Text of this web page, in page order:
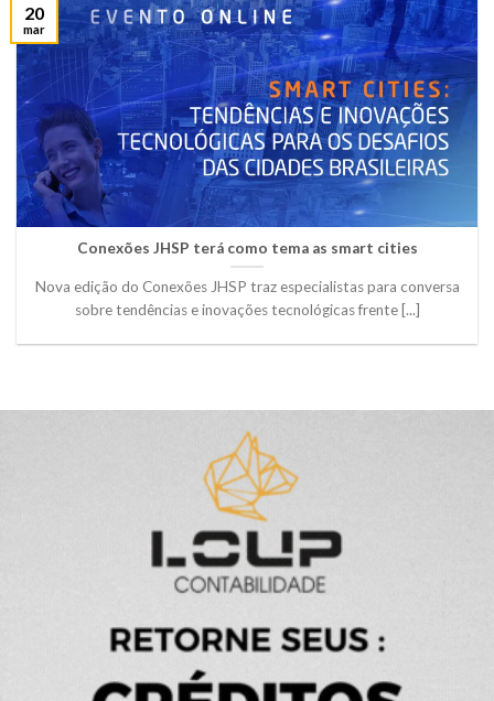
Conexões JHSP terá como tema as smart cities
Nova edição do Conexões JHSP traz especialistas para conversa
sobre tendências e inovações tecnológicas frente [...]
20
mar